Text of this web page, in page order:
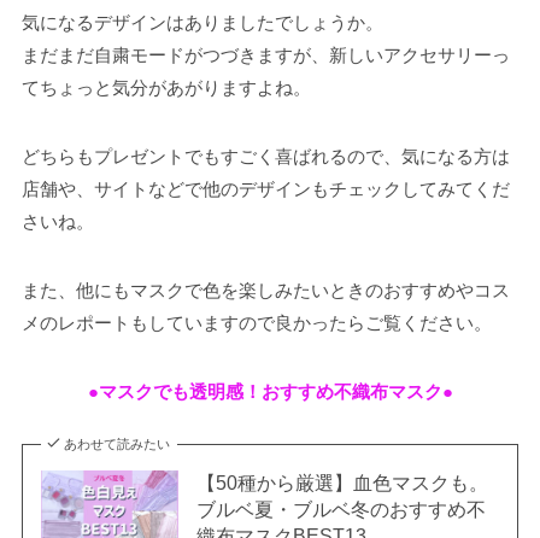
気になるデザインはありましたでしょうか。
まだまだ自粛モードがつづきますが、新しいアクセサリーっ
てちょっと気分があがりますよね。
どちらもプレゼントでもすごく喜ばれるので、気になる方は
店舗や、サイトなどで他のデザインもチェックしてみてくだ
さいね。
また、他にもマスクで色を楽しみたいときのおすすめやコス
メのレポートもしていますので良かったらご覧ください。
●マスクでも透明感！おすすめ不織布マスク●
あわせて読みたい
【50種から厳選】血色マスクも。
ブルベ夏・ブルベ冬のおすすめ不